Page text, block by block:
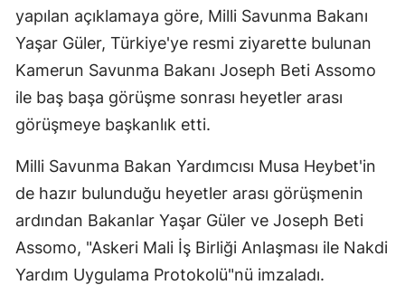
yapılan açıklamaya göre, Milli Savunma Bakanı
Yaşar Güler, Türkiye'ye resmi ziyarette bulunan
Kamerun Savunma Bakanı Joseph Beti Assomo
ile baş başa görüşme sonrası heyetler arası
görüşmeye başkanlık etti.
Milli Savunma Bakan Yardımcısı Musa Heybet'in
de hazır bulunduğu heyetler arası görüşmenin
ardından Bakanlar Yaşar Güler ve Joseph Beti
Assomo, "Askeri Mali İş Birliği Anlaşması ile Nakdi
Yardım Uygulama Protokolü"nü imzaladı.